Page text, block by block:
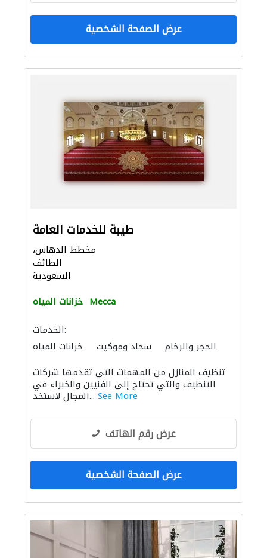
عرض الصفحة الشخصية
طيبة للخدمات العامة
مخطط الدهاس،
الطائف
السعودية
خزانات المياه Mecca
الخدمات:
خزانات المياه
سجاد وموكيت الحجر والرخام
الحمامات والمطابخ باركيه خشب
أتمتة المنازل صيانة المنازل خدمات النقل
خدمات التنظيف
تنظيف المنازل من المهمات التي تقدمها شركات
التنظيف والتي تحتاج إلى الفنيين والخبراء في
المجال لاستخد... See More
عرض رقم الهاتف
عرض الصفحة الشخصية